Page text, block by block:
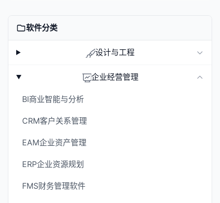
软件分类
设计与工程
企业经营管理
BI商业智能与分析
CRM客户关系管理
EAM企业资产管理
ERP企业资源规划
FMS财务管理软件